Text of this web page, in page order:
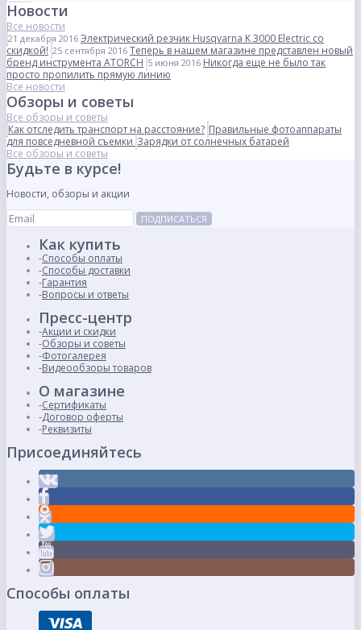
Новости
Все новости
21 декабря 2016 Электрический резчик Husqvarna K 3000 Electric со
скидкой! 25 сентября 2016 Теперь в нашем магазине представлен новый
бренд инструмента ATORCH 5 июня 2016 Никогда еще не было так
просто пропилить прямую линию
Все новости
Обзоры и советы
Все обзоры и советы
Как отследить транспорт на расстояние? Правильные фотоаппараты
для повседневной съемки Зарядки от солнечных батарей
Все обзоры и советы
Будьте в курсе!
Новости, обзоры и акции
ПОДПИСАТЬСЯ
Как купить
Способы оплаты
Способы доставки
Гарантия
Вопросы и ответы
Пресс-центр
Акции и скидки
Обзоры и советы
Фотогалерея
Видеообзоры товаров
О магазине
Сертификаты
Договор оферты
Реквизиты
Присоединяйтесь
Способы оплаты